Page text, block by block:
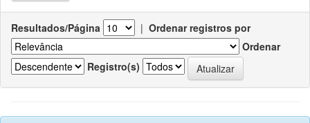
Resultados/Página | Ordenar registros por
Ordenar
Registro(s)